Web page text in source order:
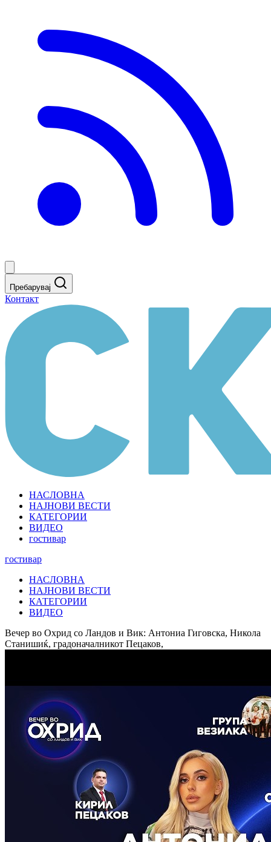
Пребарувај
Контакт
НАСЛОВНА
НАЈНОВИ ВЕСТИ
КАТЕГОРИИ
ВИДЕО
гостивар
гостивар
НАСЛОВНА
НАЈНОВИ ВЕСТИ
КАТЕГОРИИ
ВИДЕО
Вечер во Охрид со Ландов и Вик: Антониа Гиговска, Никола
Станишиќ, градоначалникот Пецаков,